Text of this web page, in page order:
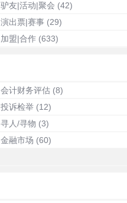
驴友|活动|聚会 (42)
演出票|赛事 (29)
加盟|合作 (633)
会计财务评估 (8)
投诉检举 (12)
寻人/寻物 (3)
金融市场 (60)